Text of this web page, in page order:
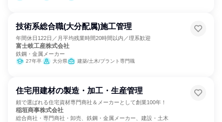
技術系総合職(大分配属)施工管理
年間休日122日／月平均残業時間20時間以内／理系歓迎
富士岐工産株式会社
鉄鋼・金属メーカー
27年卒 大分県 建築/土木/プラント専門職
住宅用建材の製造・加工・生産管理
頼で選ばれる住宅資材専門商社＆メーカーとして創業100年！
稲垣商事株式会社
総合商社・専門商社・卸売、鉄鋼・金属メーカー、建設・土木